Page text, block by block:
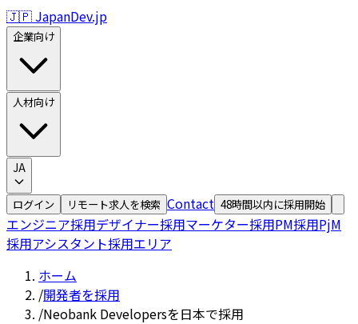
🇯🇵 JapanDev.jp
企業向け
人材向け
JA
ログイン リモート求人を検索 Contact 48時間以内に採用開始
エンジニア採用デザイナー採用マーケター採用PM採用PjM
採用アシスタント採用エリア
ホーム
/開発者を採用
/Neobank Developersを日本で採用